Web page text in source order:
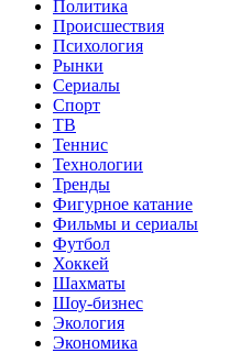
Политика
Происшествия
Психология
Рынки
Сериалы
Спорт
ТВ
Теннис
Технологии
Тренды
Фигурное катание
Фильмы и сериалы
Футбол
Хоккей
Шахматы
Шоу-бизнес
Экология
Экономика